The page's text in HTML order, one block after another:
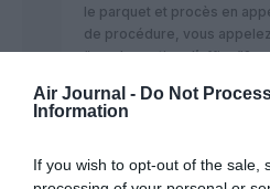
Air Journal - Do Not
Information
If you wish to opt-out of the sale,
le parquet et procès en
de procédure, vous
“condamnation d’office”?
pas travailler la justice?
Mais vous qui seriez le père
3. Dossier en béton? Mais